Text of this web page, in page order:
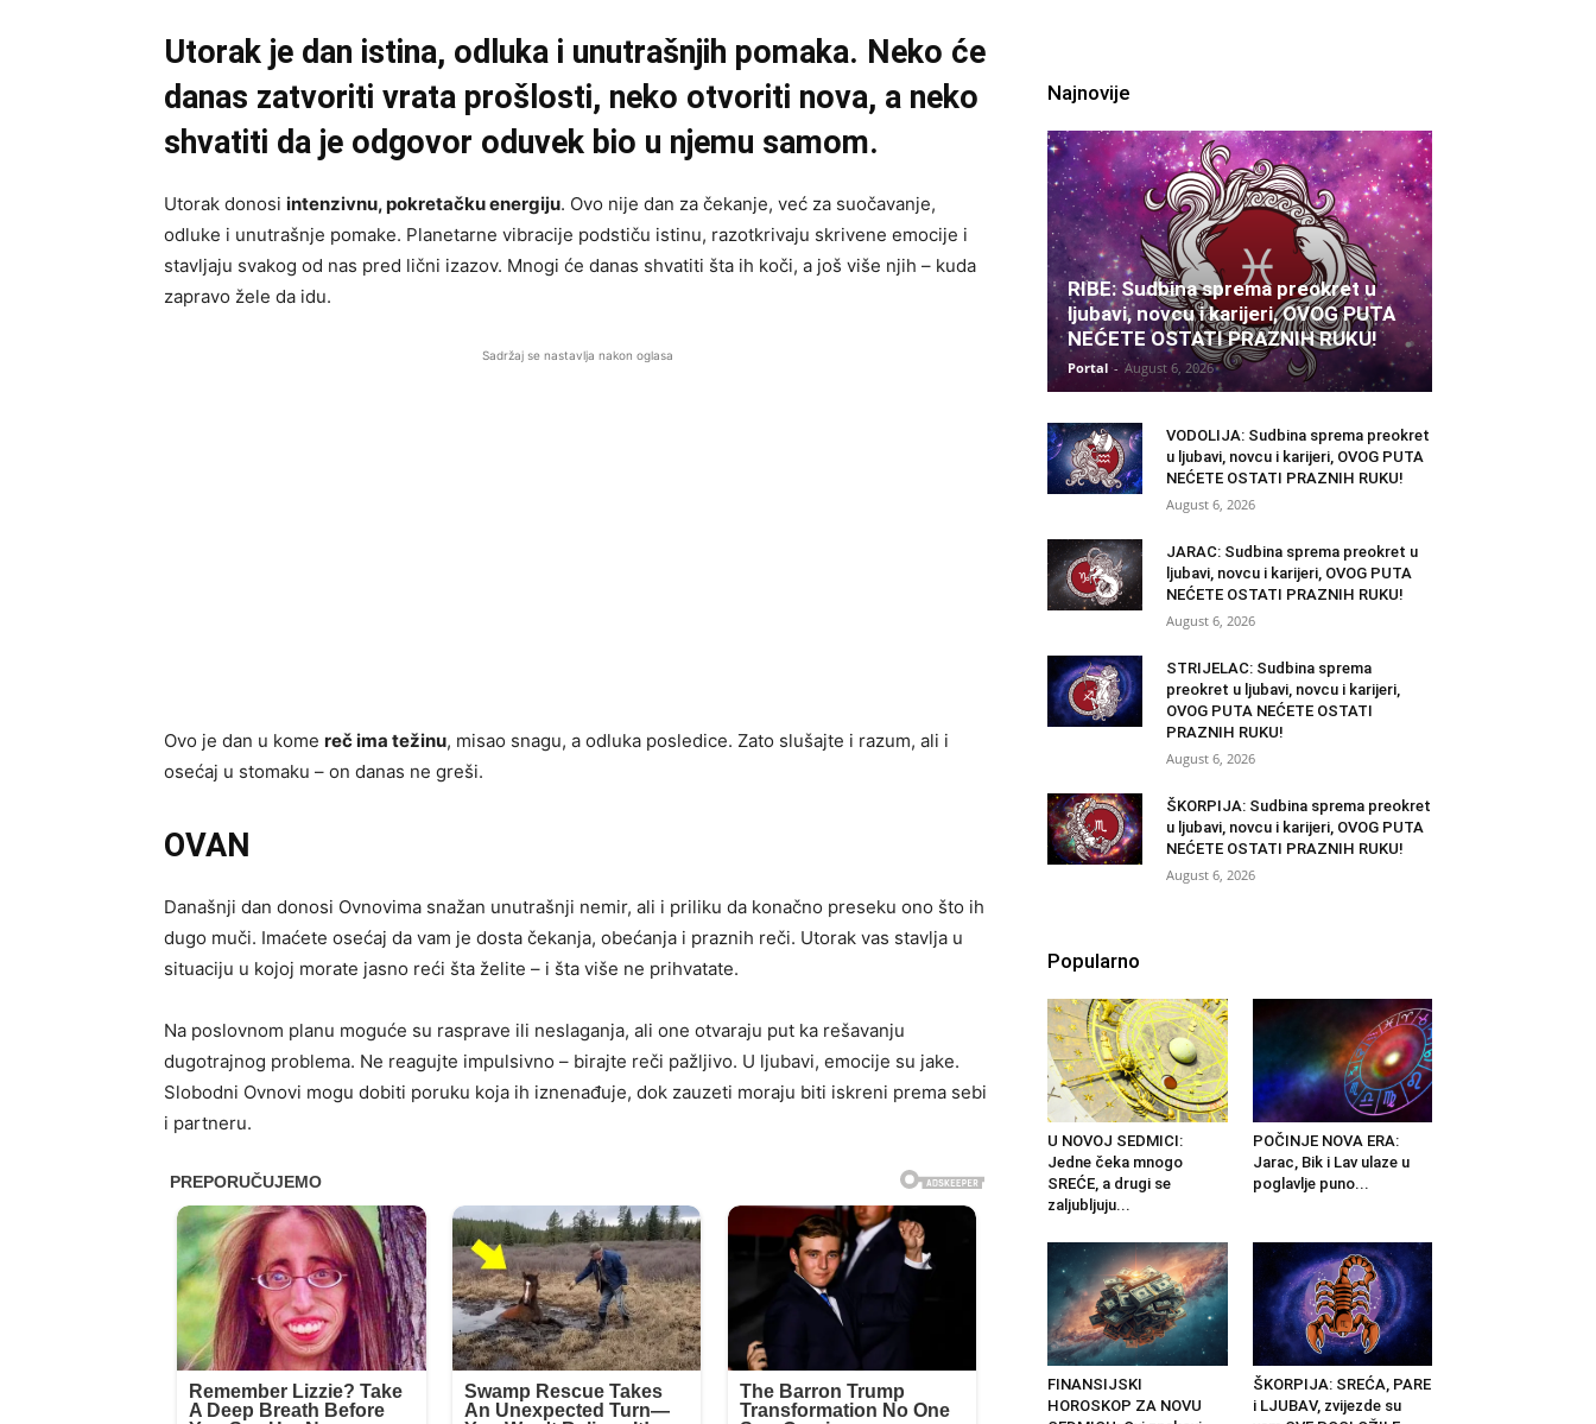
Utorak je dan istina, odluka i unutrašnjih pomaka. Neko će
danas zatvoriti vrata prošlosti, neko otvoriti nova, a neko
shvatiti da je odgovor oduvek bio u njemu samom.
Utorak donosi intenzivnu, pokretačku energiju. Ovo nije dan za čekanje, već za suočavanje,
odluke i unutrašnje pomake. Planetarne vibracije podstiču istinu, razotkrivaju skrivene emocije i
stavljaju svakog od nas pred lični izazov. Mnogi će danas shvatiti šta ih koči, a još više njih – kuda
zapravo žele da idu.
Sadržaj se nastavlja nakon oglasa
Ovo je dan u kome reč ima težinu, misao snagu, a odluka posledice. Zato slušajte i razum, ali i
osećaj u stomaku – on danas ne greši.
OVAN
Današnji dan donosi Ovnovima snažan unutrašnji nemir, ali i priliku da konačno preseku ono što ih
dugo muči. Imaćete osećaj da vam je dosta čekanja, obećanja i praznih reči. Utorak vas stavlja u
situaciju u kojoj morate jasno reći šta želite – i šta više ne prihvatate.
Na poslovnom planu moguće su rasprave ili neslaganja, ali one otvaraju put ka rešavanju
dugotrajnog problema. Ne reagujte impulsivno – birajte reči pažljivo. U ljubavi, emocije su jake.
Slobodni Ovnovi mogu dobiti poruku koja ih iznenađuje, dok zauzeti moraju biti iskreni prema sebi
i partneru.
Najnovije
RIBE: Sudbina sprema preokret u
ljubavi, novcu i karijeri, OVOG PUTA
NEĆETE OSTATI PRAZNIH RUKU!
Portal - August 6, 2026
VODOLIJA: Sudbina sprema preokret
u ljubavi, novcu i karijeri, OVOG PUTA
NEĆETE OSTATI PRAZNIH RUKU!
August 6, 2026
JARAC: Sudbina sprema preokret u
ljubavi, novcu i karijeri, OVOG PUTA
NEĆETE OSTATI PRAZNIH RUKU!
August 6, 2026
STRIJELAC: Sudbina sprema
preokret u ljubavi, novcu i karijeri,
OVOG PUTA NEĆETE OSTATI
PRAZNIH RUKU!
August 6, 2026
ŠKORPIJA: Sudbina sprema preokret
u ljubavi, novcu i karijeri, OVOG PUTA
NEĆETE OSTATI PRAZNIH RUKU!
August 6, 2026
Popularno
U NOVOJ SEDMICI:
Jedne čeka mnogo
SREĆE, a drugi se
zaljubljuju...
POČINJE NOVA ERA:
Jarac, Bik i Lav ulaze u
poglavlje puno...
FINANSIJSKI
HOROSKOP ZA NOVU
ŠKORPIJA: SREĆA, PARE
i LJUBAV, zvijezde su